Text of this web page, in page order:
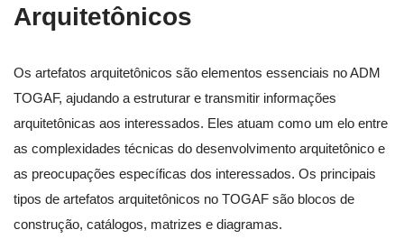
Arquitetônicos
Os artefatos arquitetônicos são elementos essenciais no ADM
TOGAF, ajudando a estruturar e transmitir informações
arquitetônicas aos interessados. Eles atuam como um elo entre
as complexidades técnicas do desenvolvimento arquitetônico e
as preocupações específicas dos interessados. Os principais
tipos de artefatos arquitetônicos no TOGAF são blocos de
construção, catálogos, matrizes e diagramas.